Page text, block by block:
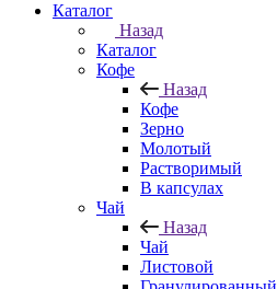
Каталог
Назад
Каталог
Кофе
Назад
Кофе
Зерно
Молотый
Растворимый
В капсулах
Чай
Назад
Чай
Листовой